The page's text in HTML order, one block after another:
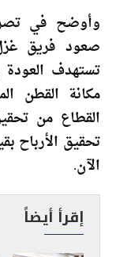
وأوضح في
صعود فريق غزل
تستهدف العودة
مكانة القطن
الآن.
إقرأ أيضاً